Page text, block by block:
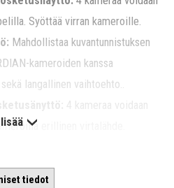
Syöttää virran kameroille.
Mahdollistaa kuvantunnistuksen
kameroiden kanssa
langallinen vaihtoehto..
erillinen virtalähde.
Järjestelmä toimitetaan avaimet
tiedot